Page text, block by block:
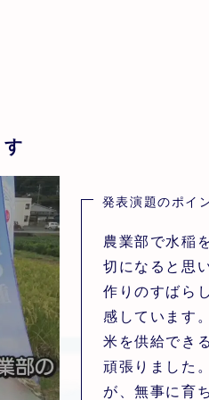
発表演題のポイ
農業部で水稲
切になると思
作りのすばら
感しています
米を供給でき
頑張りました
が、無事に育